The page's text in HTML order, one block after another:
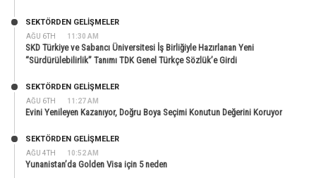
AĞU 6TH 11:30 AM
SEKTÖRDEN GELIŞMELER
SKD Türkiye ve Sabancı Üniversitesi İş Birliğiyle Hazırlanan Yeni
“Sürdürülebilirlik” Tanımı TDK Genel Türkçe Sözlük’e Girdi
AĞU 6TH 11:27 AM
SEKTÖRDEN GELIŞMELER
Evini Yenileyen Kazanıyor, Doğru Boya Seçimi Konutun Değerini Koruyor
AĞU 4TH 10:52 AM
SEKTÖRDEN GELIŞMELER
Yunanistan’da Golden Visa için 5 neden